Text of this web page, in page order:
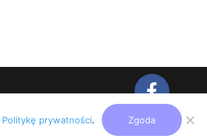
Politykę prywatności. Zgoda